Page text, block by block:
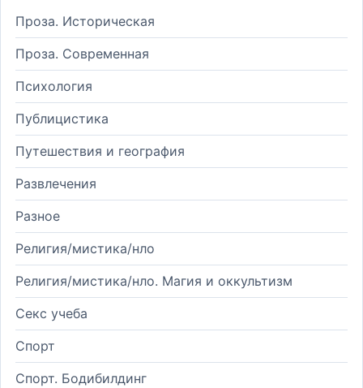
Проза. Историческая
Проза. Современная
Психология
Публицистика
Путешествия и география
Развлечения
Разное
Религия/мистика/нло
Религия/мистика/нло. Магия и оккультизм
Секс учеба
Спорт
Спорт. Бодибилдинг